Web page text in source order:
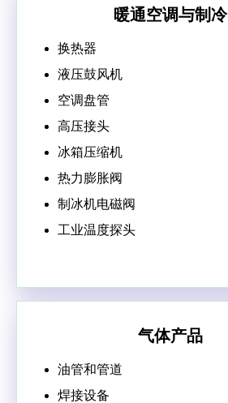
暖通空调与制冷
换热器
液压鼓风机
空调盘管
高压接头
冰箱压缩机
热力膨胀阀
制冰机电磁阀
工业温度探头
气体产品
油管和管道
焊接设备